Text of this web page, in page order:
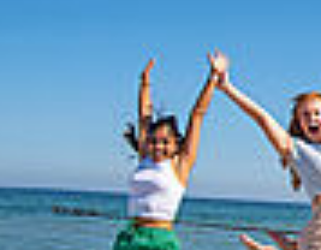
Hochschulrechenzentrums (Zentrum für
(ZIK)